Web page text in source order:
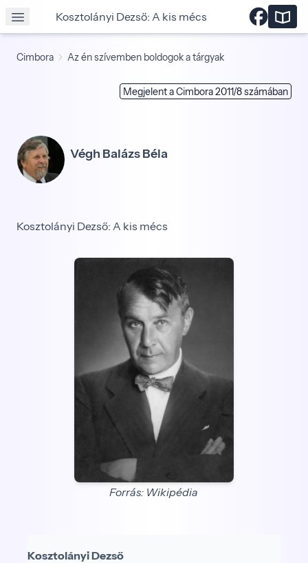
Kosztolányi Dezső: A kis mécs
Cimbora Az én szívemben boldogok a tárgyak
Megjelent a Cimbora 2011/8 számában
Végh Balázs Béla
Kosztolányi Dezső: A kis mécs
Forrás: Wikipédia
Kosztolányi Dezső